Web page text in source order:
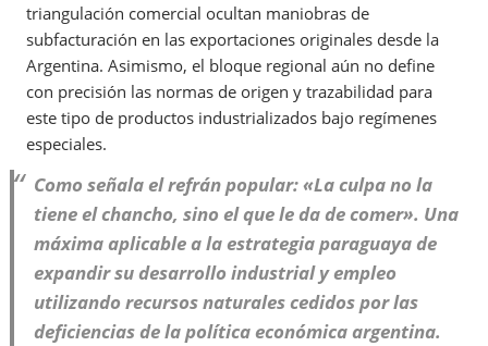
triangulación comercial ocultan maniobras de
subfacturación en las exportaciones originales desde la
Argentina. Asimismo, el bloque regional aún no define
con precisión las normas de origen y trazabilidad para
este tipo de productos industrializados bajo regímenes
especiales.
Como señala el refrán popular: «La culpa no la
tiene el chancho, sino el que le da de comer». Una
máxima aplicable a la estrategia paraguaya de
expandir su desarrollo industrial y empleo
utilizando recursos naturales cedidos por las
deficiencias de la política económica argentina.